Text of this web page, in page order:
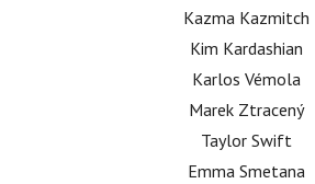
Kazma Kazmitch
Kim Kardashian
Karlos Vémola
Marek Ztracený
Taylor Swift
Emma Smetana